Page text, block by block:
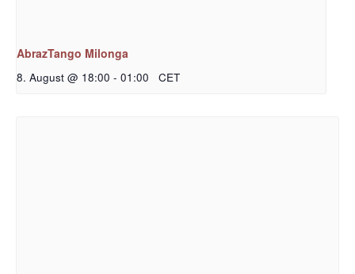
AbrazTango Milonga
8. August @ 18:00 - 01:00 CET